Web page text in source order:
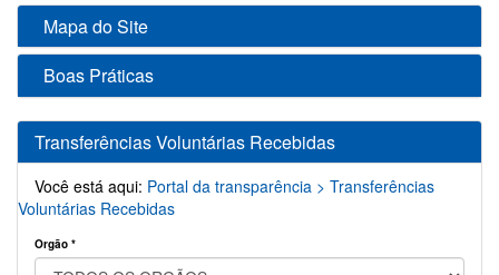
Mapa do Site
Boas Práticas
Transferências Voluntárias Recebidas
Você está aqui: Portal da transparência > Transferências
Voluntárias Recebidas
Orgão *